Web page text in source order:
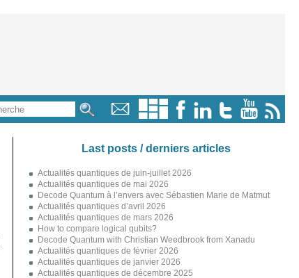
Last posts / derniers articles
Actualités quantiques de juin-juillet 2026
Actualités quantiques de mai 2026
Decode Quantum à l’envers avec Sébastien Marie de Matmut
Actualités quantiques d’avril 2026
Actualités quantiques de mars 2026
How to compare logical qubits?
Decode Quantum with Christian Weedbrook from Xanadu
Actualités quantiques de février 2026
Actualités quantiques de janvier 2026
Actualités quantiques de décembre 2025